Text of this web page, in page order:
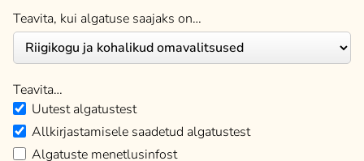
Teavita, kui algatuse saajaks on…
Teavita…
Uutest algatustest
Allkirjastamisele saadetud algatustest
Algatuste menetlusinfost